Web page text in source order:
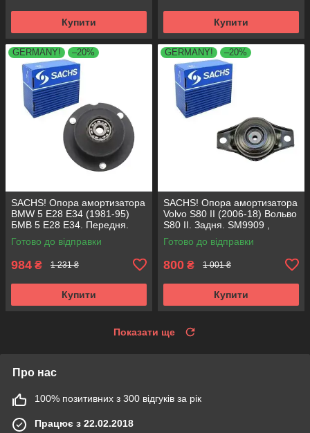
Купити Купити
GERMANY! –20%
SACHS! Опора амортизатора
BMW 5 E28 E34 (1981-95)
БМВ 5 Е28 Е34. Передня.
SM1000 , 803151 , KB650.00 ,
VKDC35801
Готово до відправки
984 ₴ 1 231 ₴
Купити
GERMANY! –20%
SACHS! Опора амортизатора
Volvo S80 II (2006-18) Вольво
S80 II. Задня. SM9909 ,
802416 , KB952.10 ,
VKDA40436
Готово до відправки
800 ₴ 1 001 ₴
Купити
Показати ще
Про нас
100% позитивних з 300 відгуків за рік
Працює з 22.02.2018